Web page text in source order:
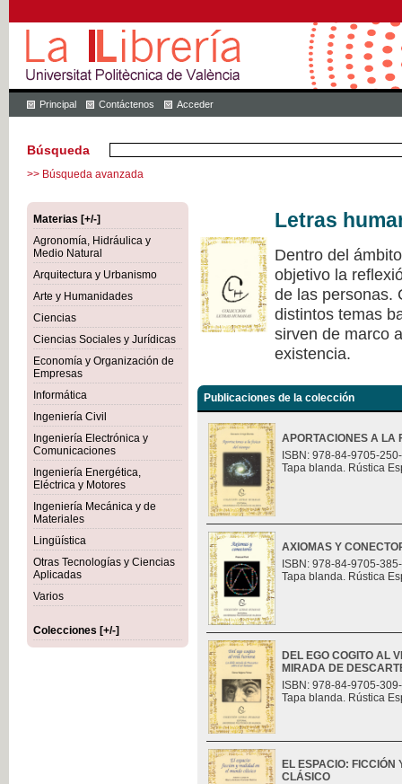
Principal Contáctenos Acceder
Búsqueda
>> Búsqueda avanzada
Materias [+/-]
Agronomía, Hidráulica y
Medio Natural
Arquitectura y Urbanismo
Arte y Humanidades
Ciencias
Ciencias Sociales y Jurídicas
Economía y Organización de
Empresas
Informática
Ingeniería Civil
Ingeniería Electrónica y
Comunicaciones
Ingeniería Energética,
Eléctrica y Motores
Ingeniería Mecánica y de
Materiales
Lingüística
Otras Tecnologías y Ciencias
Aplicadas
Varios
Colecciones [+/-]
Letras
Dentro del
objetivo la
de las personas.
distintos temas
sirven de marco
existencia.
Publicaciones de la colección
APORTACIONES A LA
ISBN: 978-84-9705-
Tapa blanda. Rústica
AXIOMAS Y
ISBN: 978-84-9705-
Tapa blanda. Rústica
DEL EGO COGITO AL
MIRADA DE
ISBN: 978-84-9705-
Tapa blanda. Rústica
EL ESPACIO:
CLÁSICO